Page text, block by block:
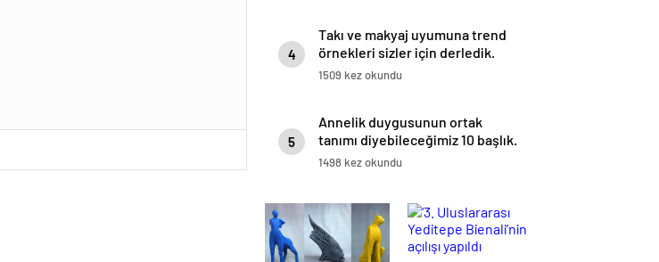
4
Takı ve makyaj uyumuna trend
örnekleri sizler için derledik.
1509 kez okundu
5
Annelik duygusunun ortak
tanımı diyebileceğimiz 10 başlık.
1498 kez okundu